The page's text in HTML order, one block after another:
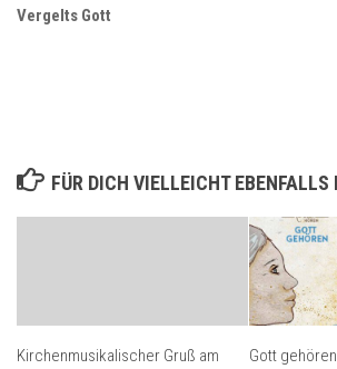
Vergelts Gott
FÜR DICH VIELLEICHT
Kirchenmusikalischer Gruß am
Gott gehören